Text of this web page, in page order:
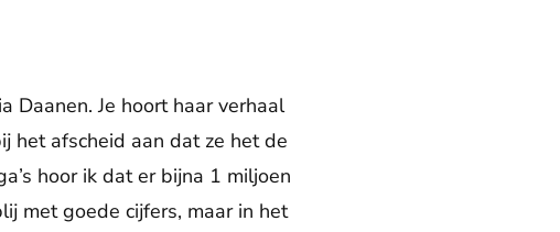
Daanen. Je hoort haar verhaal
het afscheid aan dat ze het de
hoor ik dat er bijna 1 miljoen
met goede cijfers, maar in het